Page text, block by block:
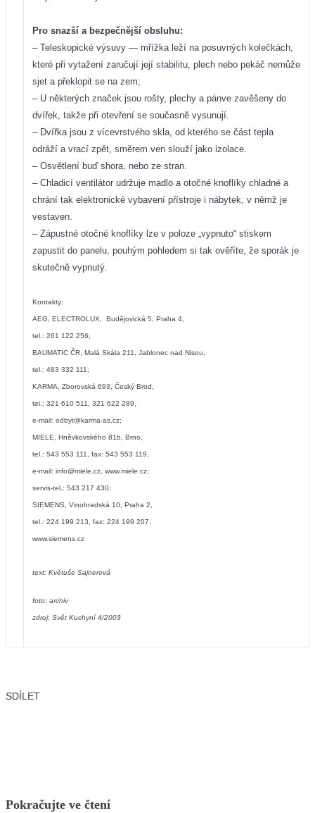
Pro snazší a bezpečnější obsluhu:
– Teleskopické výsuvy — mřížka leží na posuvných kolečkách,
které při vytažení zaručují její stabilitu, plech nebo pekáč nemůže
sjet a překlopit se na zem;
– U některých značek jsou rošty, plechy a pánve zavěšeny do
dvířek, takže při otevření se současně vysunují.
– Dvířka jsou z vícevrstvého skla, od kterého se část tepla
odráží a vrací zpět, směrem ven slouží jako izolace.
– Osvětlení buď shora, nebo ze stran.
– Chladicí ventilátor udržuje madlo a otočné knoflíky chladné a
chrání tak elektronické vybavení přístroje i nábytek, v němž je
vestaven.
– Zápustné otočné knoflíky lze v poloze „vypnuto“ stiskem
zapustit do panelu, pouhým pohledem si tak ověříte, že sporák je
skutečně vypnutý.
Kontakty:
AEG, ELECTROLUX, Budějovická 5, Praha 4,
tel.: 261 122 256;
BAUMATIC ČR, Malá Skála 211, Jablonec nad Nisou,
tel.: 483 332 111;
KARMA, Zborovská 693, Český Brod,
tel.: 321 610 511, 321 622 289,
e-mail: odbyt@karma-as.cz;
MIELE, Hněvkovského 81b, Brno,
tel.: 543 553 111, fax: 543 553 119,
e-mail: info@miele.cz www.miele.cz;
servis-tel.: 543 217 430;
SIEMENS, Vinohradská 10, Praha 2,
tel.: 224 199 213, fax: 224 199 207,
www.siemens.cz
text: Květuše Sajnerová
foto: archiv
zdroj: Svět Kuchyní 4/2003
SDÍLET
Pokračujte ve čtení